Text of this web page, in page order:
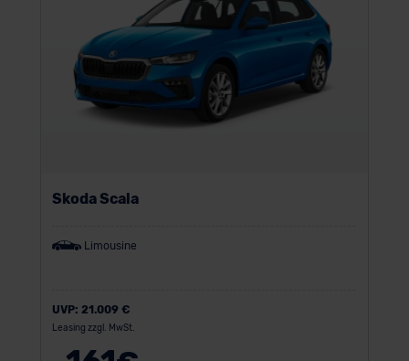
Skoda Scala
Limousine
UVP: 21.009 €
Leasing zzgl. MwSt.